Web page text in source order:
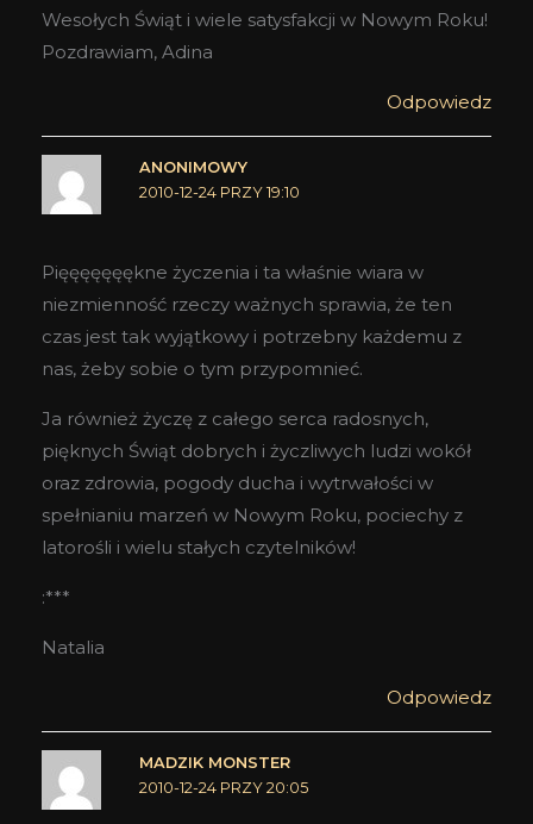
Wesołych Świąt i wiele satysfakcji w Nowym Roku!
Pozdrawiam, Adina
Odpowiedz
ANONIMOWY
2010-12-24 PRZY 19:10
Pięęęęęęękne życzenia i ta właśnie wiara w
niezmienność rzeczy ważnych sprawia, że ten
czas jest tak wyjątkowy i potrzebny każdemu z
nas, żeby sobie o tym przypomnieć.
Ja również życzę z całego serca radosnych,
pięknych Świąt dobrych i życzliwych ludzi wokół
oraz zdrowia, pogody ducha i wytrwałości w
spełnianiu marzeń w Nowym Roku, pociechy z
latorośli i wielu stałych czytelników!
:***
Natalia
Odpowiedz
MADZIK MONSTER
2010-12-24 PRZY 20:05